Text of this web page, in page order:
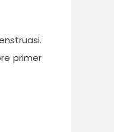
primer